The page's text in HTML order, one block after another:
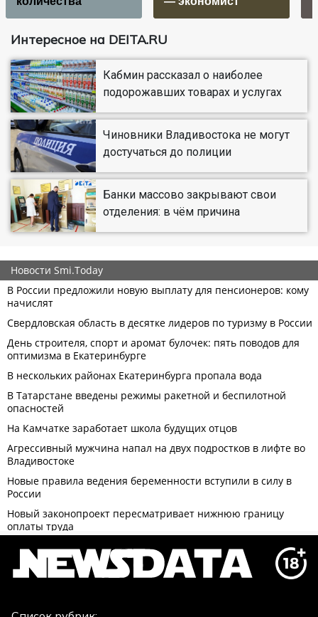
Интересное на DEITA.RU
Кабмин рассказал о наиболее
подорожавших товарах и услугах
Чиновники Владивостока не могут
достучаться до полиции
Банки массово закрывают свои
отделения: в чём причина